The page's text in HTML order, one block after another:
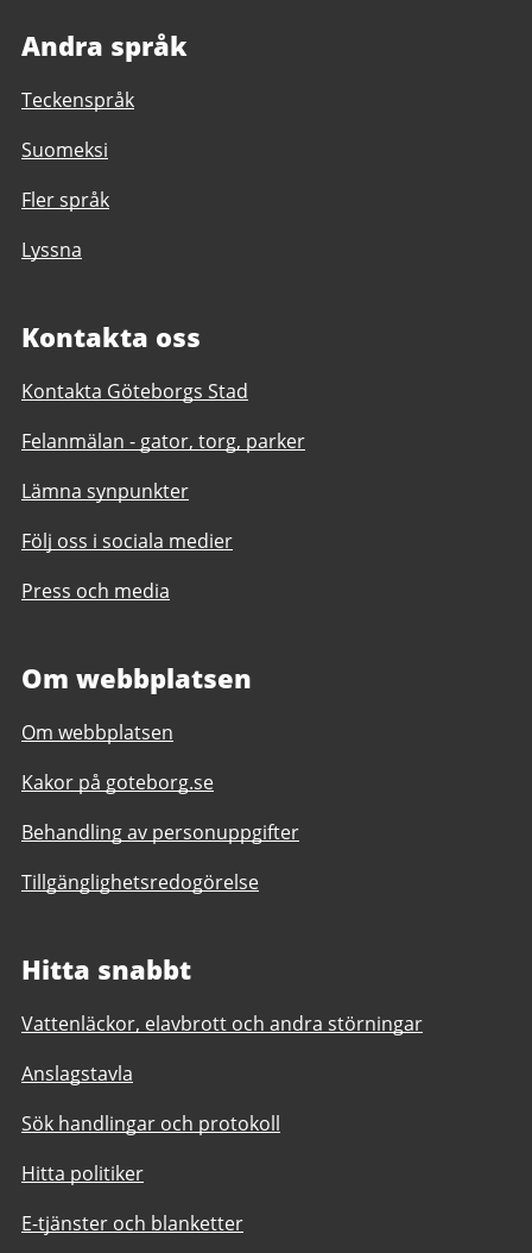
Andra språk
Teckenspråk
Suomeksi
Fler språk
Lyssna
Kontakta oss
Kontakta Göteborgs Stad
Felanmälan - gator, torg, parker
Lämna synpunkter
Följ oss i sociala medier
Press och media
Om webbplatsen
Om webbplatsen
Kakor på goteborg.se
Behandling av personuppgifter
Tillgänglighetsredogörelse
Hitta snabbt
Vattenläckor, elavbrott och andra störningar
Anslagstavla
Sök handlingar och protokoll
Hitta politiker
E-tjänster och blanketter